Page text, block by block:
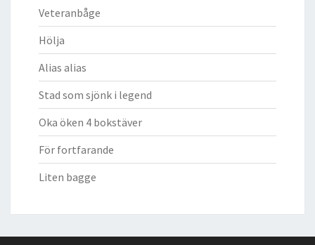
Veteranbåge
Hölja
Alias alias
Stad som sjönk i legend
Oka öken 4 bokstäver
För fortfarande
Liten bagge